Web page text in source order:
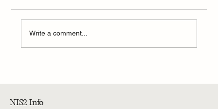
Write a comment...
NIS2 Info